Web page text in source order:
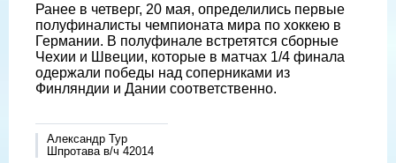
Ранее в четверг, 20 мая, определились первые
полуфиналисты чемпионата мира по хоккею в
Германии. В полуфинале встретятся сборные
Чехии и Швеции, которые в матчах 1/4 финала
одержали победы над соперниками из
Финляндии и Дании соответственно.
Александр Тур
Шпротава в/ч 42014